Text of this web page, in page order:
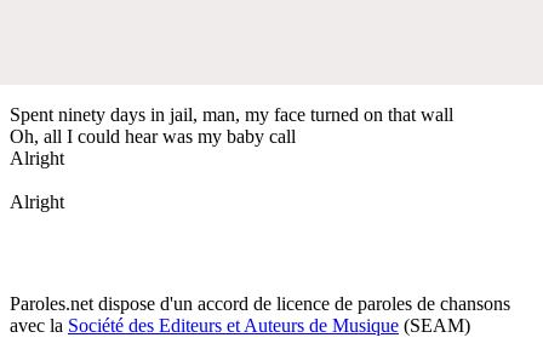
Spent ninety days in jail, man, my face turned on that wall
Oh, all I could hear was my baby call
Alright
Alright
Paroles.net dispose d'un accord de licence de paroles de chansons
avec la Société des Editeurs et Auteurs de Musique (SEAM)